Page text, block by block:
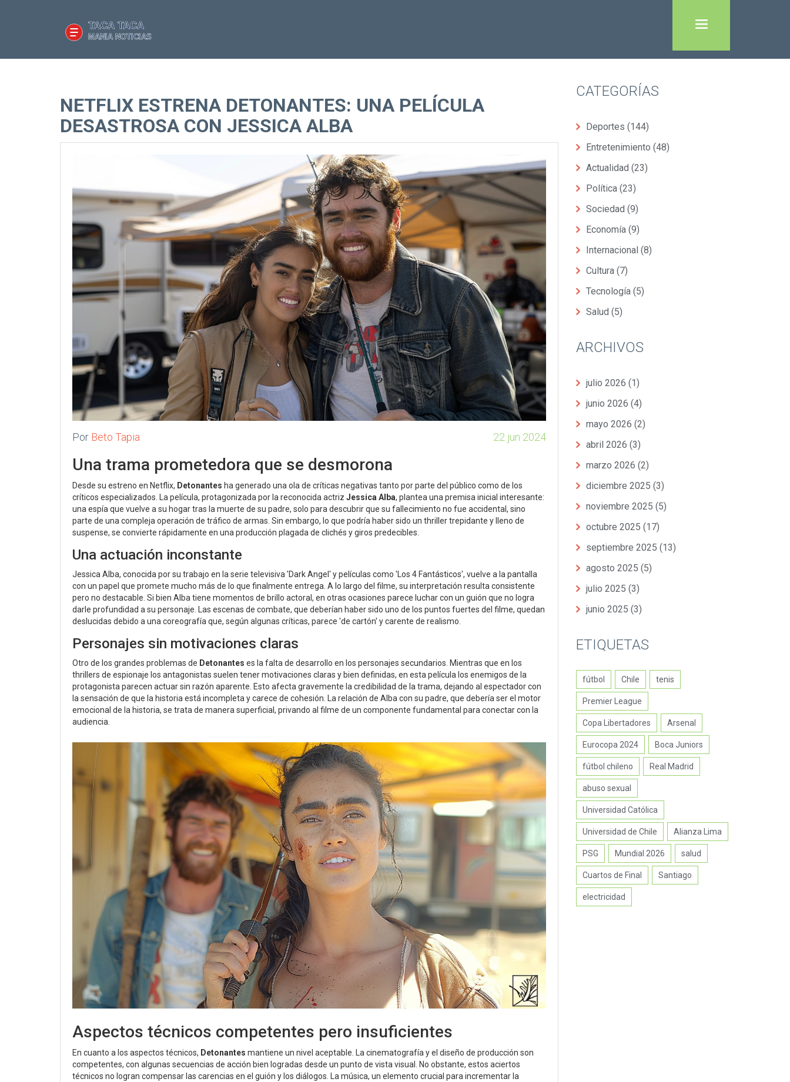
NETFLIX ESTRENA DETONANTES: UNA PELÍCULA
DESASTROSA CON JESSICA ALBA
Por Beto Tapia 22 jun 2024
Una trama prometedora que se desmorona
Desde su estreno en Netflix, Detonantes ha generado una ola de críticas negativas tanto por parte del público como de los
críticos especializados. La película, protagonizada por la reconocida actriz Jessica Alba, plantea una premisa inicial interesante:
una espía que vuelve a su hogar tras la muerte de su padre, solo para descubrir que su fallecimiento no fue accidental, sino
parte de una compleja operación de tráfico de armas. Sin embargo, lo que podría haber sido un thriller trepidante y lleno de
suspense, se convierte rápidamente en una producción plagada de clichés y giros predecibles.
Una actuación inconstante
Jessica Alba, conocida por su trabajo en la serie televisiva 'Dark Angel' y películas como 'Los 4 Fantásticos', vuelve a la pantalla
con un papel que promete mucho más de lo que finalmente entrega. A lo largo del filme, su interpretación resulta consistente
pero no destacable. Si bien Alba tiene momentos de brillo actoral, en otras ocasiones parece luchar con un guión que no logra
darle profundidad a su personaje. Las escenas de combate, que deberían haber sido uno de los puntos fuertes del filme, quedan
deslucidas debido a una coreografía que, según algunas críticas, parece 'de cartón' y carente de realismo.
Personajes sin motivaciones claras
Otro de los grandes problemas de Detonantes es la falta de desarrollo en los personajes secundarios. Mientras que en los
thrillers de espionaje los antagonistas suelen tener motivaciones claras y bien definidas, en esta película los enemigos de la
protagonista parecen actuar sin razón aparente. Esto afecta gravemente la credibilidad de la trama, dejando al espectador con
la sensación de que la historia está incompleta y carece de cohesión. La relación de Alba con su padre, que debería ser el motor
emocional de la historia, se trata de manera superficial, privando al filme de un componente fundamental para conectar con la
audiencia.
Aspectos técnicos competentes pero insuficientes
En cuanto a los aspectos técnicos, Detonantes mantiene un nivel aceptable. La cinematografía y el diseño de producción son
competentes, con algunas secuencias de acción bien logradas desde un punto de vista visual. No obstante, estos aciertos
técnicos no logran compensar las carencias en el guión y los diálogos. La música, un elemento crucial para incrementar la
CATEGORÍAS
Deportes (144)
Entretenimiento (48)
Actualidad (23)
Política (23)
Sociedad (9)
Economía (9)
Internacional (8)
Cultura (7)
Tecnología (5)
Salud (5)
ARCHIVOS
julio 2026 (1)
junio 2026 (4)
mayo 2026 (2)
abril 2026 (3)
marzo 2026 (2)
diciembre 2025 (3)
noviembre 2025 (5)
octubre 2025 (17)
septiembre 2025 (13)
agosto 2025 (5)
julio 2025 (3)
junio 2025 (3)
ETIQUETAS
fútbol Chile tenis
Premier League
Copa Libertadores Arsenal
Eurocopa 2024 Boca Juniors
fútbol chileno Real Madrid
abuso sexual
Universidad Católica
Universidad de Chile Alianza Lima
PSG Mundial 2026 salud
Cuartos de Final Santiago
electricidad